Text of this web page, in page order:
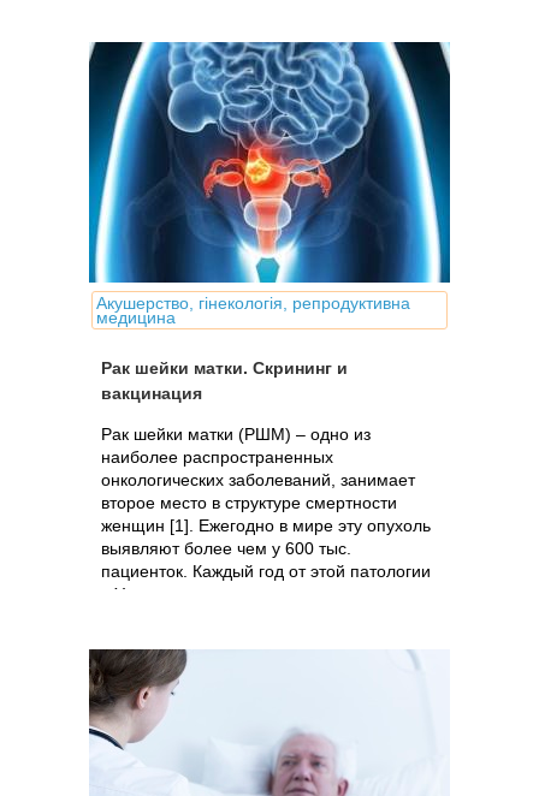
Акушерство, гінекологія, репродуктивна
медицина
Рак шейки матки. Скрининг и
вакцинация
Рак шейки матки (РШМ) – одно из
наиболее распространенных
онкологических заболеваний, занимает
второе место в структуре смертности
женщин [1]. Ежегодно в мире эту опухоль
выявляют более чем у 600 тыс.
пациенток. Каждый год от этой патологии
в Украине...